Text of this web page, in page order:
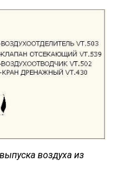
воздуха из